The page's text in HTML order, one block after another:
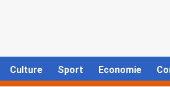
Culture Sport Economie